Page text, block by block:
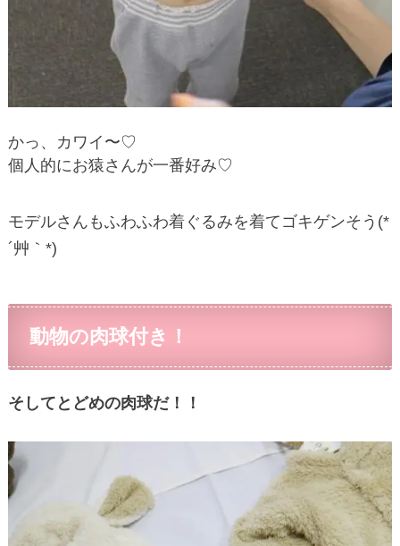
かっ、カワイ〜♡
個人的にお猿さんが一番好み♡
モデルさんもふわふわ着ぐるみを着てゴキゲンそう(*
´艸｀*)
動物の肉球付き！
そしてとどめの肉球だ！！